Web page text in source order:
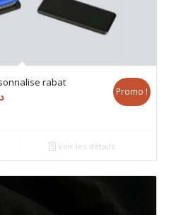
rabat
Le
د.م.25.00.
Promo !
Voir les détails